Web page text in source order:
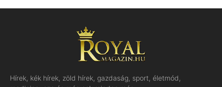
Hírek, kék hírek, zöld hírek, gazdaság, sport, életmód,